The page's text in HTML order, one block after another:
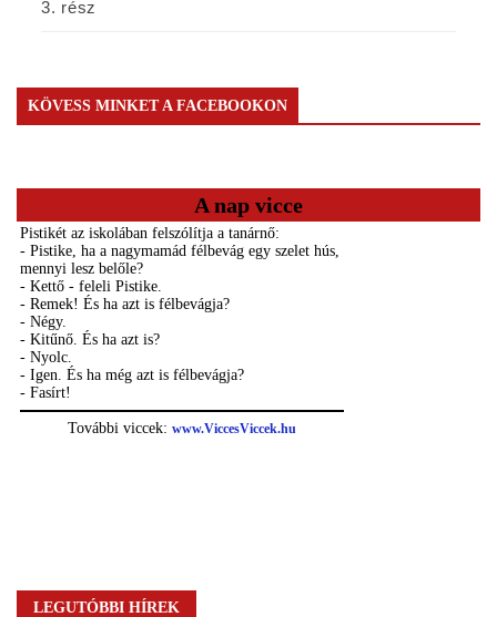
3. rész
KÖVESS MINKET A FACEBOOKON
A nap vicce
LEGUTÓBBI HÍREK